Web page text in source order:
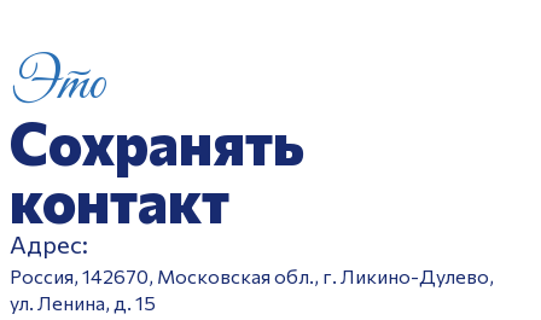
Это
Сохранять
контакт
Адрес:
Россия, 142670, Московская обл., г. Ликино-Дулево,
ул. Ленина, д. 15